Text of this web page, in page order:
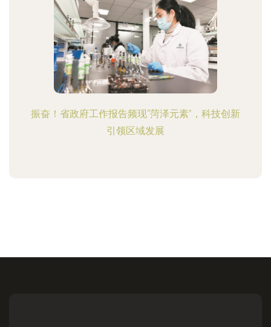
振奋！省政府工作报告频现“菏泽元素”，科技创新
引领区域发展